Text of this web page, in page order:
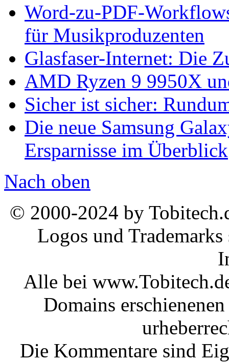
Word-zu-PDF-
für Musikproduzenten
Glasfaser-Internet: Die
AMD Ryzen 9 9950X
Sicher ist sicher:
Die neue Samsung
Ersparnisse im Überblick
Nach oben
© 2000-2024 by
Logos und
Alle bei
Domains
Die Kommentare sind